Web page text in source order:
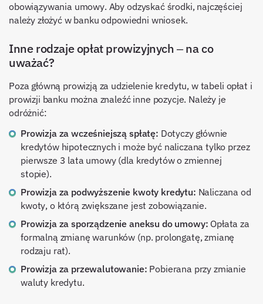
obowiązywania umowy. Aby odzyskać środki, najczęściej
należy złożyć w banku odpowiedni wniosek.
Inne rodzaje opłat prowizyjnych – na co
uważać?
Poza główną prowizją za udzielenie kredytu, w tabeli opłat i
prowizji banku można znaleźć inne pozycje. Należy je
odróżnić:
Prowizja za wcześniejszą spłatę: Dotyczy głównie
kredytów hipotecznych i może być naliczana tylko przez
pierwsze 3 lata umowy (dla kredytów o zmiennej
stopie).
Prowizja za podwyższenie kwoty kredytu: Naliczana od
kwoty, o którą zwiększane jest zobowiązanie.
Prowizja za sporządzenie aneksu do umowy: Opłata za
formalną zmianę warunków (np. prolongatę, zmianę
rodzaju rat).
Prowizja za przewalutowanie: Pobierana przy zmianie
waluty kredytu.